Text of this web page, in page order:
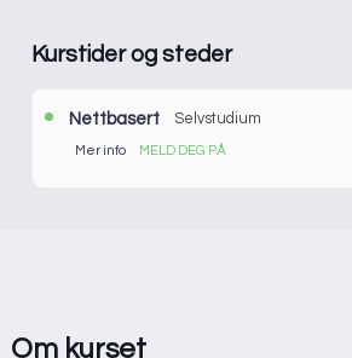
Kurstider og steder
Nettbasert Selvstudium
Mer info MELD DEG PÅ
Varighet:
Om kurset